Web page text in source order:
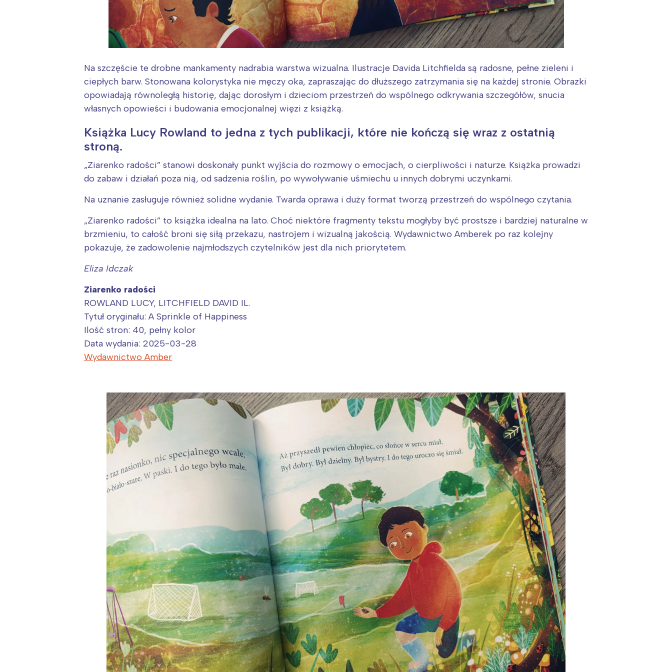
Na szczęście te drobne mankamenty nadrabia warstwa wizualna. Ilustracje Davida Litchfielda są radosne, pełne zieleni i
ciepłych barw. Stonowana kolorystyka nie męczy oka, zapraszając do dłuższego zatrzymania się na każdej stronie. Obrazki
opowiadają równoległą historię, dając dorosłym i dzieciom przestrzeń do wspólnego odkrywania szczegółów, snucia
własnych opowieści i budowania emocjonalnej więzi z książką.
Książka Lucy Rowland to jedna z tych publikacji, które nie kończą się wraz z ostatnią
stroną.
„Ziarenko radości” stanowi doskonały punkt wyjścia do rozmowy o emocjach, o cierpliwości i naturze. Książka prowadzi
do zabaw i działań poza nią, od sadzenia roślin, po wywoływanie uśmiechu u innych dobrymi uczynkami.
Na uznanie zasługuje również solidne wydanie. Twarda oprawa i duży format tworzą przestrzeń do wspólnego czytania.
„Ziarenko radości” to książka idealna na lato. Choć niektóre fragmenty tekstu mogłyby być prostsze i bardziej naturalne w
brzmieniu, to całość broni się siłą przekazu, nastrojem i wizualną jakością. Wydawnictwo Amberek po raz kolejny
pokazuje, że zadowolenie najmłodszych czytelników jest dla nich priorytetem.
Eliza Idczak
Ziarenko radości
ROWLAND LUCY, LITCHFIELD DAVID IL.
Tytuł oryginału: A Sprinkle of Happiness
Ilość stron: 40, pełny kolor
Data wydania: 2025-03-28
Wydawnictwo Amber
Poznań
Wrocław
Północ
Wszystkie